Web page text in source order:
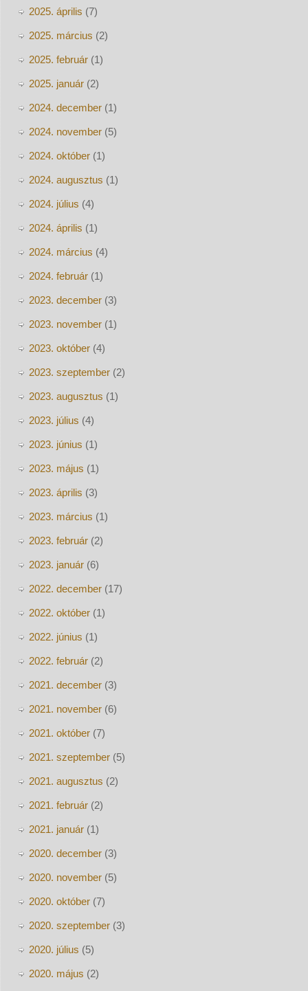
2025. április (7)
2025. március (2)
2025. február(1)
2025. január(2)
2024. december(1)
2024. november(5)
2024. október(1)
2024. augusztus (1)
2024. július (4)
2024. április (1)
2024. március (4)
2024. február(1)
2023. december(3)
2023. november(1)
2023. október(4)
2023. szeptember(2)
2023. augusztus (1)
2023. július (4)
2023. június (1)
2023. május (1)
2023. április (3)
2023. március (1)
2023. február(2)
2023. január(6)
2022. december(17)
2022. október(1)
2022. június (1)
2022. február(2)
2021. december(3)
2021. november(6)
2021. október(7)
2021. szeptember(5)
2021. augusztus (2)
2021. február(2)
2021. január(1)
2020. december(3)
2020. november(5)
2020. október(7)
2020. szeptember(3)
2020. július (5)
2020. május (2)